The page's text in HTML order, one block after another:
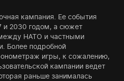
кампания. Ее события
и 2030 годом, а сюжет
НАТО и частными
Более подробной
игры, к сожалению,
кампании ведет
раньше занималась